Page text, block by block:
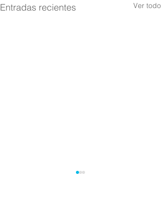
Entradas recientes Ver todo